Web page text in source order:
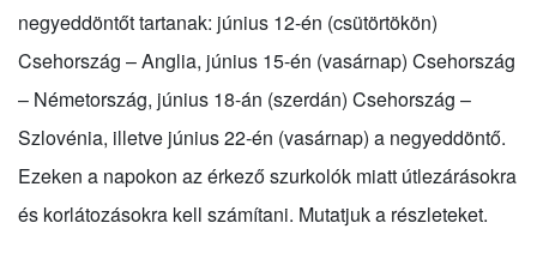
negyeddöntőt tartanak: június 12-én (csütörtökön)
Csehország – Anglia, június 15-én (vasárnap) Csehország
– Németország, június 18-án (szerdán) Csehország –
Szlovénia, illetve június 22-én (vasárnap) a negyeddöntő.
Ezeken a napokon az érkező szurkolók miatt útlezárásokra
és korlátozásokra kell számítani. Mutatjuk a részleteket.